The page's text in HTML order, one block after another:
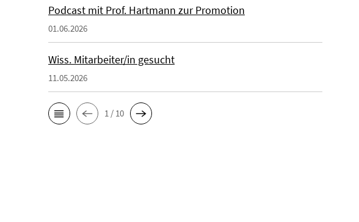
Podcast mit Prof. Hartmann zur Promotion
01.06.2026
Wiss. Mitarbeiter/in gesucht
11.05.2026
1 / 10